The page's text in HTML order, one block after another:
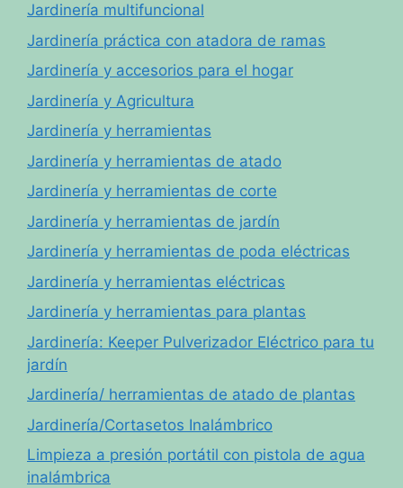
Jardinería multifuncional
Jardinería práctica con atadora de ramas
Jardinería y accesorios para el hogar
Jardinería y Agricultura
Jardinería y herramientas
Jardinería y herramientas de atado
Jardinería y herramientas de corte
Jardinería y herramientas de jardín
Jardinería y herramientas de poda eléctricas
Jardinería y herramientas eléctricas
Jardinería y herramientas para plantas
Jardinería: Keeper Pulverizador Eléctrico para tu
jardín
Jardinería/ herramientas de atado de plantas
Jardinería/Cortasetos Inalámbrico
Limpieza a presión portátil con pistola de agua
inalámbrica